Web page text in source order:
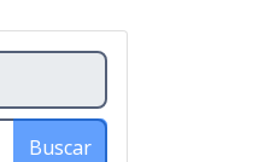
Buscar